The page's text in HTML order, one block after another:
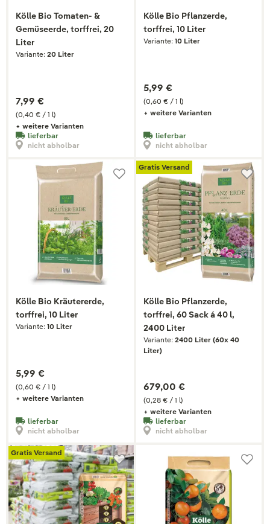
Kölle Bio Tomaten- &
Gemüseerde, torffrei, 20
Liter
Variante: 20 Liter
(0,40 € / 1 l)
7,99 €
+ weitere Varianten
lieferbar
nicht abholbar
Kölle Bio Pflanzerde,
torffrei, 10 Liter
Variante: 10 Liter
(0,60 € / 1 l)
5,99 €
+ weitere Varianten
lieferbar
nicht abholbar
Kölle Bio Kräutererde,
torffrei, 10 Liter
Variante: 10 Liter
(0,60 € / 1 l)
5,99 €
+ weitere Varianten
lieferbar
nicht abholbar
Gratis Versand
Kölle Bio Pflanzerde,
torffrei, 60 Sack á 40 l,
2400 Liter
Variante: 2400 Liter (60x 40
Liter)
(0,28 € / 1 l)
679,00 €
+ weitere Varianten
lieferbar
nicht abholbar
Gratis Versand